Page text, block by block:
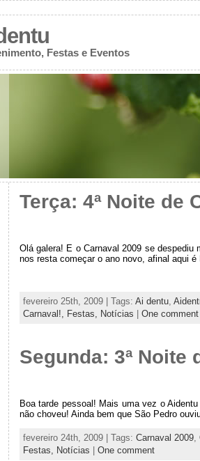
Festas e Eventos
Terça: 4ª Noite de
Olá galera! E o Carnaval 2009 se
nos resta começar o ano novo, afinal aqui
fevereiro 25th, 2009 | Tags: Ai dentu,
Carnaval!, Festas, Notícias One comment
Segunda: 3ª Noite
Boa tarde pessoal! Mais uma vez o
não choveu! Ainda bem que São Pedro
fevereiro 24th, 2009 | Tags: Carnaval 2009,
Festas, Notícias | One comment